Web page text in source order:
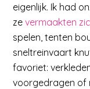
eigenlijk. Ik had
ze vermaakten
spelen, tenten
sneltreinvaart
favoriet:
voorgedragen of